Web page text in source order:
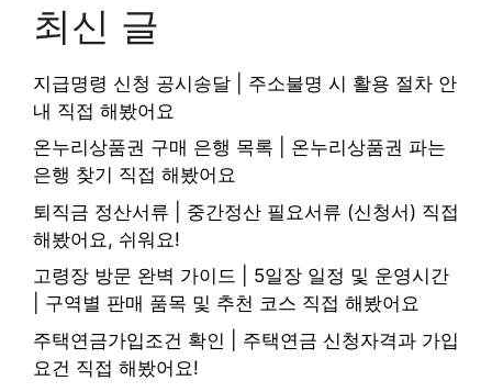
최신 글
지급명령 신청 공시송달 | 주소불명 시 활용 절차 안
내 직접 해봤어요
온누리상품권 구매 은행 목록 | 온누리상품권 파는
은행 찾기 직접 해봤어요
퇴직금 정산서류 | 중간정산 필요서류 (신청서) 직접
해봤어요, 쉬워요!
고령장 방문 완벽 가이드 | 5일장 일정 및 운영시간
| 구역별 판매 품목 및 추천 코스 직접 해봤어요
주택연금가입조건 확인 | 주택연금 신청자격과 가입
요건 직접 해봤어요!